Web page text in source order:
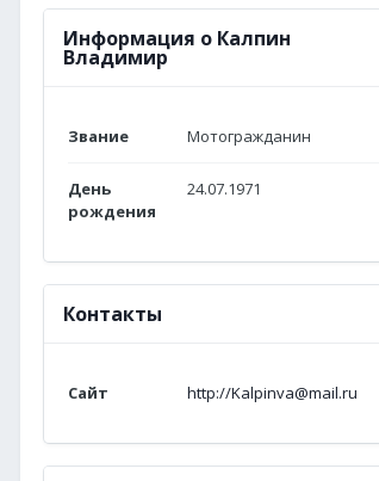
Информация о Калпин
Владимир
Звание Мотогражданин
День
рождения
24.07.1971
Контакты
Сайт http://Kalpinva@mail.ru